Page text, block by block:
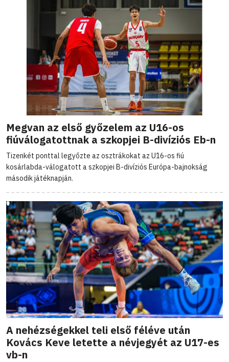
Megvan az első győzelem az U16-os
fiúválogatottnak a szkopjei B-divíziós Eb-n
Tizenkét ponttal legyőzte az osztrákokat az U16-os fiú
kosárlabda-válogatott a szkopjei B-divíziós Európa-bajnokság
második játéknapján.
A nehézségekkel teli első féléve után
Kovács Keve letette a névjegyét az U17-es
vb-n